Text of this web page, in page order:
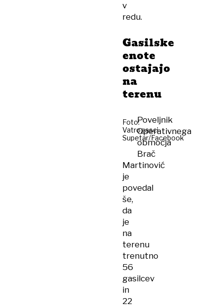
v
redu.
Gasilske
enote
ostajajo
na
terenu
Foto:
Vatrogasci
Supetar/Facebook
Poveljnik
Operativnega
območja
Brač
Martinović
je
povedal
še,
da
je
na
terenu
trenutno
56
gasilcev
in
22